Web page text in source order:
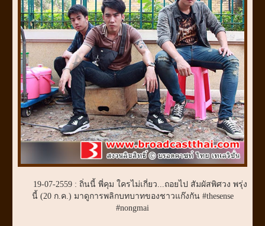
19-07-2559 : ถิ่นนี้ พี่คุม ใครไม่เกี่ยว...ถอยไป สัมผัสพิศวง พรุ่ง
นี้ (20 ก.ค.) มาดูการพลิกบทบาทของชาวแก๊งกัน #thesense
#nongmai